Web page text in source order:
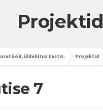
Projektid
üldehitus Eestis. Projektid
7